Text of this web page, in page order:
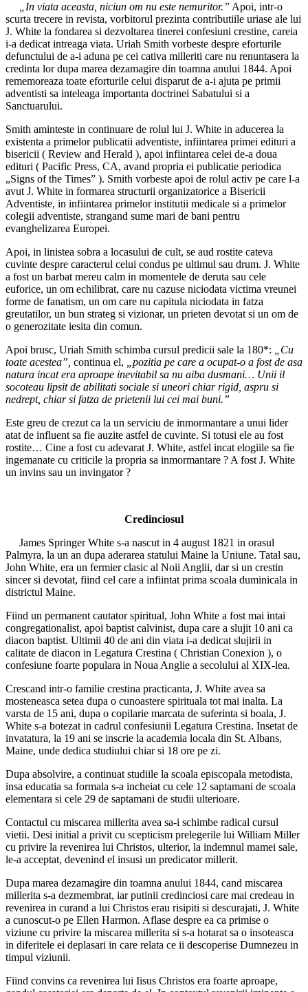
„In viata aceasta, niciun om nu este nemuritor.” Apoi, intr-o
scurta trecere in revista, vorbitorul prezinta contributiile uriase ale lui
J. White la fondarea si dezvoltarea tinerei confesiuni crestine, careia
i-a dedicat intreaga viata. Uriah Smith vorbeste despre eforturile
defunctului de a-i aduna pe cei cativa milleriti care nu renuntasera la
credinta lor dupa marea dezamagire din toamna anului 1844. Apoi
rememoreaza toate eforturile celui disparut de a-i ajuta pe primii
adventisti sa inteleaga importanta doctrinei Sabatului si a
Sanctuarului.
Smith aminteste in continuare de rolul lui J. White in aducerea la
existenta a primelor publicatii adventiste, infiintarea primei edituri a
bisericii ( Review and Herald ), apoi infiintarea celei de-a doua
edituri ( Pacific Press, CA, avand propria ei publicatie periodica
„Signs of the Times” ). Smith vorbeste apoi de rolul activ pe care l-a
avut J. White in formarea structurii organizatorice a Bisericii
Adventiste, in infiintarea primelor institutii medicale si a primelor
colegii adventiste, strangand sume mari de bani pentru
evanghelizarea Europei.
Apoi, in linistea sobra a locasului de cult, se aud rostite cateva
cuvinte despre caracterul celui condus pe ultimul sau drum. J. White
a fost un barbat mereu calm in momentele de deruta sau cele
euforice, un om echilibrat, care nu cazuse niciodata victima vreunei
forme de fanatism, un om care nu capitula niciodata in fatza
greutatilor, un bun strateg si vizionar, un prieten devotat si un om de
o generozitate iesita din comun.
Apoi brusc, Uriah Smith schimba cursul predicii sale la 180*:
„Cu
toate acestea”, continua el,
„pozitia pe care a ocupat-o a fost de asa
natura incat era aproape inevitabil sa nu aiba dusmani… Unii il
socoteau lipsit de abilitati sociale si uneori chiar rigid, aspru si
nedrept, chiar si fatza de prietenii lui cei mai buni.”
Este greu de crezut ca la un serviciu de inmormantare a unui lider
atat de influent sa fie auzite astfel de cuvinte. Si totusi ele au fost
rostite… Cine a fost cu adevarat J. White, astfel incat elogiile sa fie
ingemanate cu criticile la propria sa inmormantare ? A fost J. White
un invins sau un invingator ?
Credinciosul
James Springer White s-a nascut in 4 august 1821 in orasul
Palmyra, la un an dupa aderarea statului Maine la Uniune. Tatal sau,
John White, era un fermier clasic al Noii Anglii, dar si un crestin
sincer si devotat, fiind cel care a infiintat prima scoala duminicala in
districtul Maine.
Fiind un permanent cautator spiritual, John White a fost mai intai
congregationalist, apoi baptist calvinist, dupa care a slujit 10 ani ca
diacon baptist. Ultimii 40 de ani din viata i-a dedicat slujirii in
calitate de diacon in Legatura Crestina ( Christian Conexion ), o
confesiune foarte populara in Noua Anglie a secolului al XIX-lea.
Crescand intr-o familie crestina practicanta, J. White avea sa
mosteneasca setea dupa o cunoastere spirituala tot mai inalta. La
varsta de 15 ani, dupa o copilarie marcata de suferinta si boala, J.
White s-a botezat in cadrul confesiunii Legatura Crestina. Insetat de
invatatura, la 19 ani se inscrie la academia locala din St. Albans,
Maine, unde dedica studiului chiar si 18 ore pe zi.
Dupa absolvire, a continuat studiile la scoala episcopala metodista,
insa educatia sa formala s-a incheiat cu cele 12 saptamani de scoala
elementara si cele 29 de saptamani de studii ulterioare.
Contactul cu miscarea millerita avea sa-i schimbe radical cursul
vietii. Desi initial a privit cu scepticism prelegerile lui William Miller
cu privire la revenirea lui Christos, ulterior, la indemnul mamei sale,
le-a acceptat, devenind el insusi un predicator millerit.
Dupa marea dezamagire din toamna anului 1844, cand miscarea
millerita s-a dezmembrat, iar putinii credinciosi care mai credeau in
revenirea in curand a lui Christos erau risipiti si descurajati, J. White
a cunoscut-o pe Ellen Harmon. Aflase despre ea ca primise o
viziune cu privire la miscarea millerita si s-a hotarat sa o insoteasca
in diferitele ei deplasari in care relata ce ii descoperise Dumnezeu in
timpul viziunii.
Fiind convins ca revenirea lui Iisus Christos era foarte aproape,